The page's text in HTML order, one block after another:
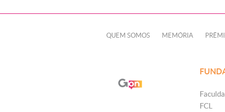
QUEM SOMOS MEMÓRIA
FCL